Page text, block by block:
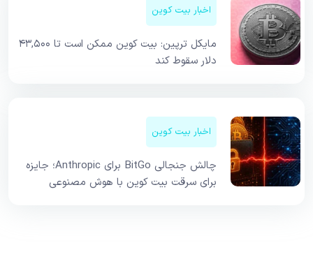
اخبار بیت کوین
مایکل ترپین: بیت کوین ممکن است تا ۴۳,۵۰۰
دلار سقوط کند
اخبار بیت کوین
چالش جنجالی BitGo برای Anthropic؛ جایزه
برای سرقت بیت کوین با هوش مصنوعی